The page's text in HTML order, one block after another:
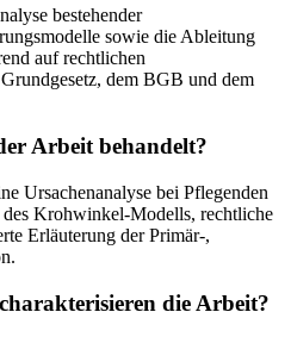
bestehender
sowie die Ableitung
auf rechtlichen
dem BGB und dem
Arbeit behandelt?
Ursachenanalyse bei Pflegenden
Krohwinkel-Modells, rechtliche
Erläuterung der Primär-,
die Arbeit?